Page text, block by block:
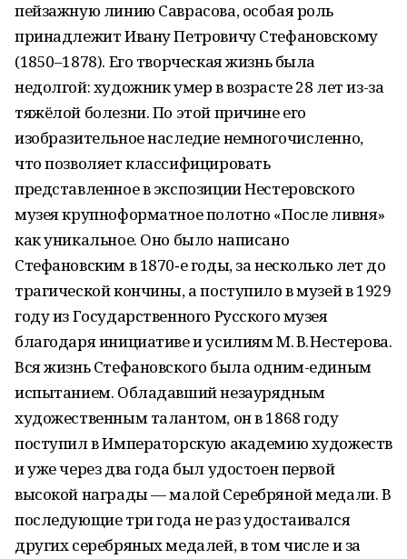
пейзажную линию Саврасова, особая роль
принадлежит Ивану Петровичу Стефановскому
(1850–1878). Его творческая жизнь была
недолгой: художник умер в возрасте 28 лет из-за
тяжёлой болезни. По этой причине его
изобразительное наследие немногочисленно,
что позволяет классифицировать
представленное в экспозиции Нестеровского
музея крупноформатное полотно «После ливня»
как уникальное. Оно было написано
Стефановским в 1870‑е годы, за несколько лет до
трагической кончины, а поступило в музей в 1929
году из Государственного Русского музея
благодаря инициативе и усилиям М. В. Нестерова.
Вся жизнь Стефановского была одним-единым
испытанием. Обладавший незаурядным
художественным талантом, он в 1868 году
поступил в Императорскую академию художеств
и уже через два года был удостоен первой
высокой награды — малой Серебряной медали. В
последующие три года не раз удостаивался
других серебряных медалей, в том числе и за